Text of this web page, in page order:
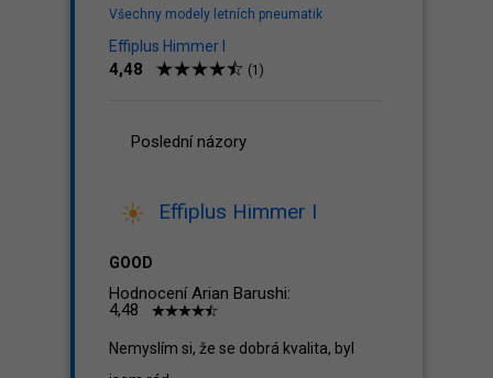
Všechny modely letních pneumatik
Effiplus Himmer I
4,48 (1)
Poslední názory
Effiplus Himmer I
GOOD
Hodnocení Arian Barushi:
4,48
Nemyslím si, že se dobrá kvalita, byl